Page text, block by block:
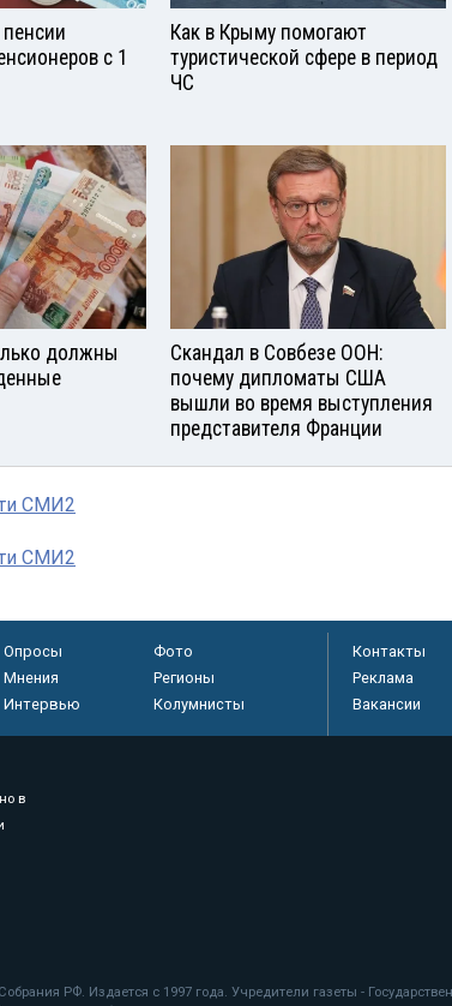
с 1
Как в Крыму помогают
туристической сфере в период
ЧС
должны
Скандал в Совбезе ООН:
почему дипломаты США
вышли во время выступления
представителя Франции
СМИ2
СМИ2
Опросы
Фото
Мнения
Регионы
Интервью Колумнисты
Контакты
Реклама
Вакансии
в
РФ. Издается с 1997 года. Учредители газеты -